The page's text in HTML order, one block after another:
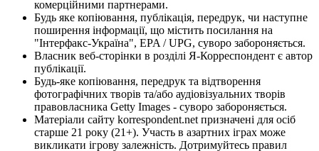
комерційними партнерами.
Будь яке копіювання, публікація, передрук, чи наступне
поширення інформації, що містить посилання на
"Інтерфакс-Україна", EPA / UPG, суворо забороняється.
Власник веб-сторінки в розділі Я-Корреспондент є автор
публікації.
Будь-яке копіювання, передрук та відтворення
фотографічних творів та/або аудіовізуальних творів
правовласника Getty Images - суворо забороняється.
Матеріали сайту korrespondent.net призначені для осіб
старше 21 року (21+). Участь в азартних іграх може
викликати ігрову залежність. Дотримуйтесь правил